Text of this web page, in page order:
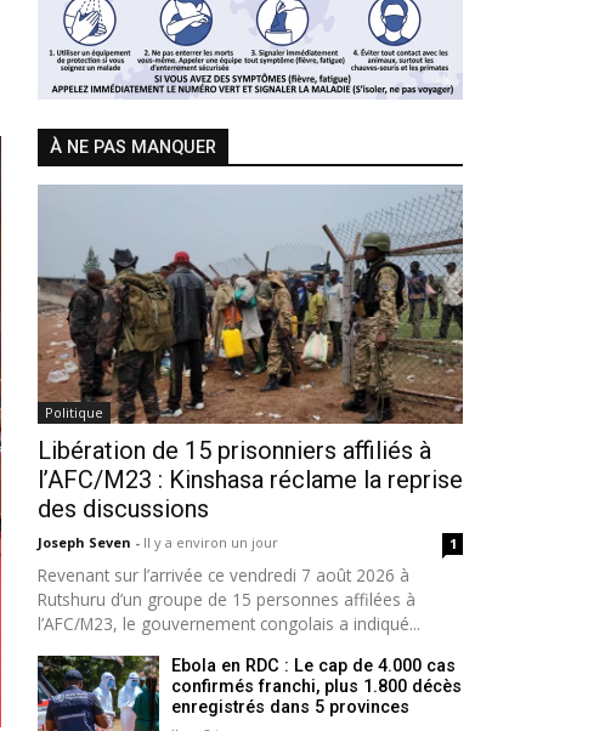
À NE PAS MANQUER
Politique
Libération de 15 prisonniers affiliés à
l’AFC/M23 : Kinshasa réclame la reprise
des discussions
Joseph Seven - Il y a environ un jour 1
Revenant sur l’arrivée ce vendredi 7 août 2026 à
Rutshuru d’un groupe de 15 personnes affilées à
l’AFC/M23, le gouvernement congolais a indiqué...
Ebola en RDC : Le cap de 4.000 cas
confirmés franchi, plus 1.800 décès
enregistrés dans 5 provinces